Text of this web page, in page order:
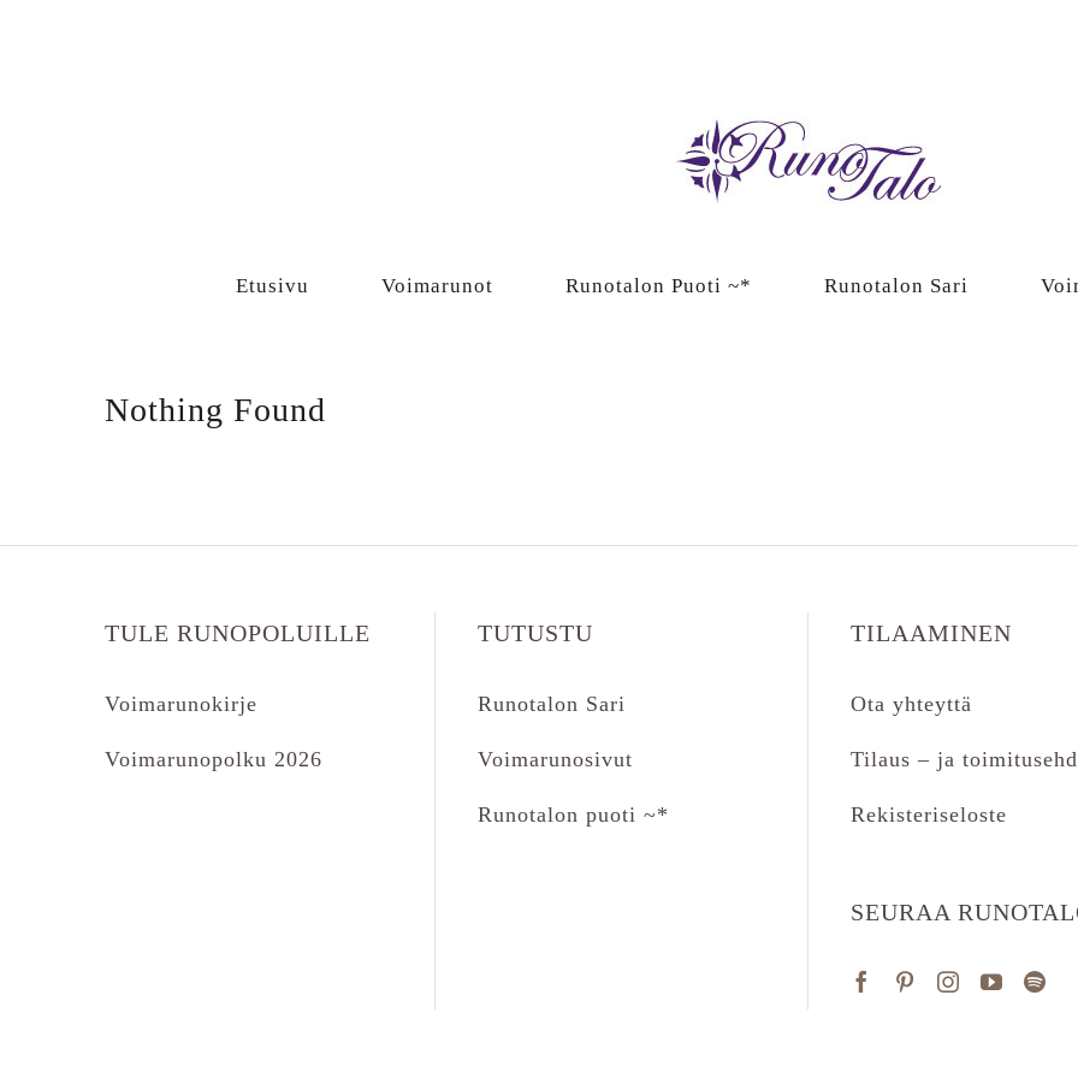
Etusivu Voimarunot Runotalon Puoti ~* Runotalon Sari
Nothing Found
TULE RUNOPOLUILLE
Voimarunokirje
Voimarunopolku 2026
TUTUSTU
Runotalon Sari
Voimarunosivut
Runotalon puoti ~*
TILAAMINEN
Ota yhteyttä
Tilaus – ja
Rekisteriseloste
SEURAA